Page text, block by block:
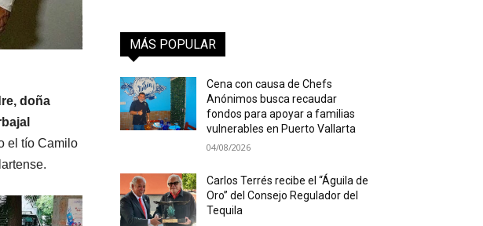
doña
el tío Camilo
MÁS POPULAR
Cena con causa de Chefs
Anónimos busca recaudar
fondos para apoyar a familias
vulnerables en Puerto Vallarta
04/08/2026
Carlos Terrés recibe el “Águila de
Oro” del Consejo Regulador del
Tequila